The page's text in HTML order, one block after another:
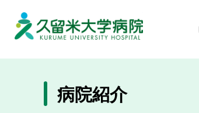
病院紹介